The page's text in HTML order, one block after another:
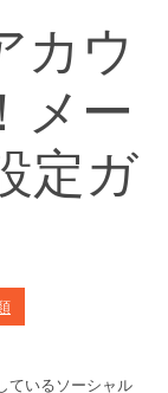
カウ
メー
定ガ
ているソーシャル